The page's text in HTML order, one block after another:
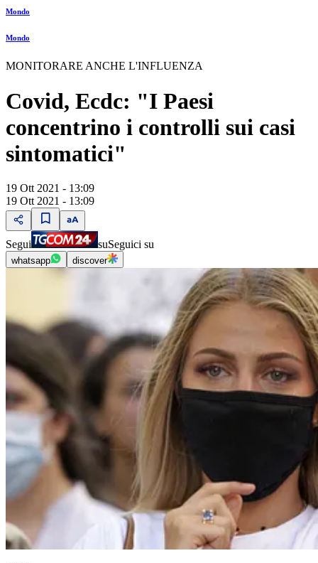
Mondo
Mondo
MONITORARE ANCHE L'INFLUENZA
Covid, Ecdc: "I Paesi
concentrino i controlli sui casi
sintomatici"
19 Ott 2021 - 13:09
19 Ott 2021 - 13:09
Segui suSeguici su
whatsapp discover